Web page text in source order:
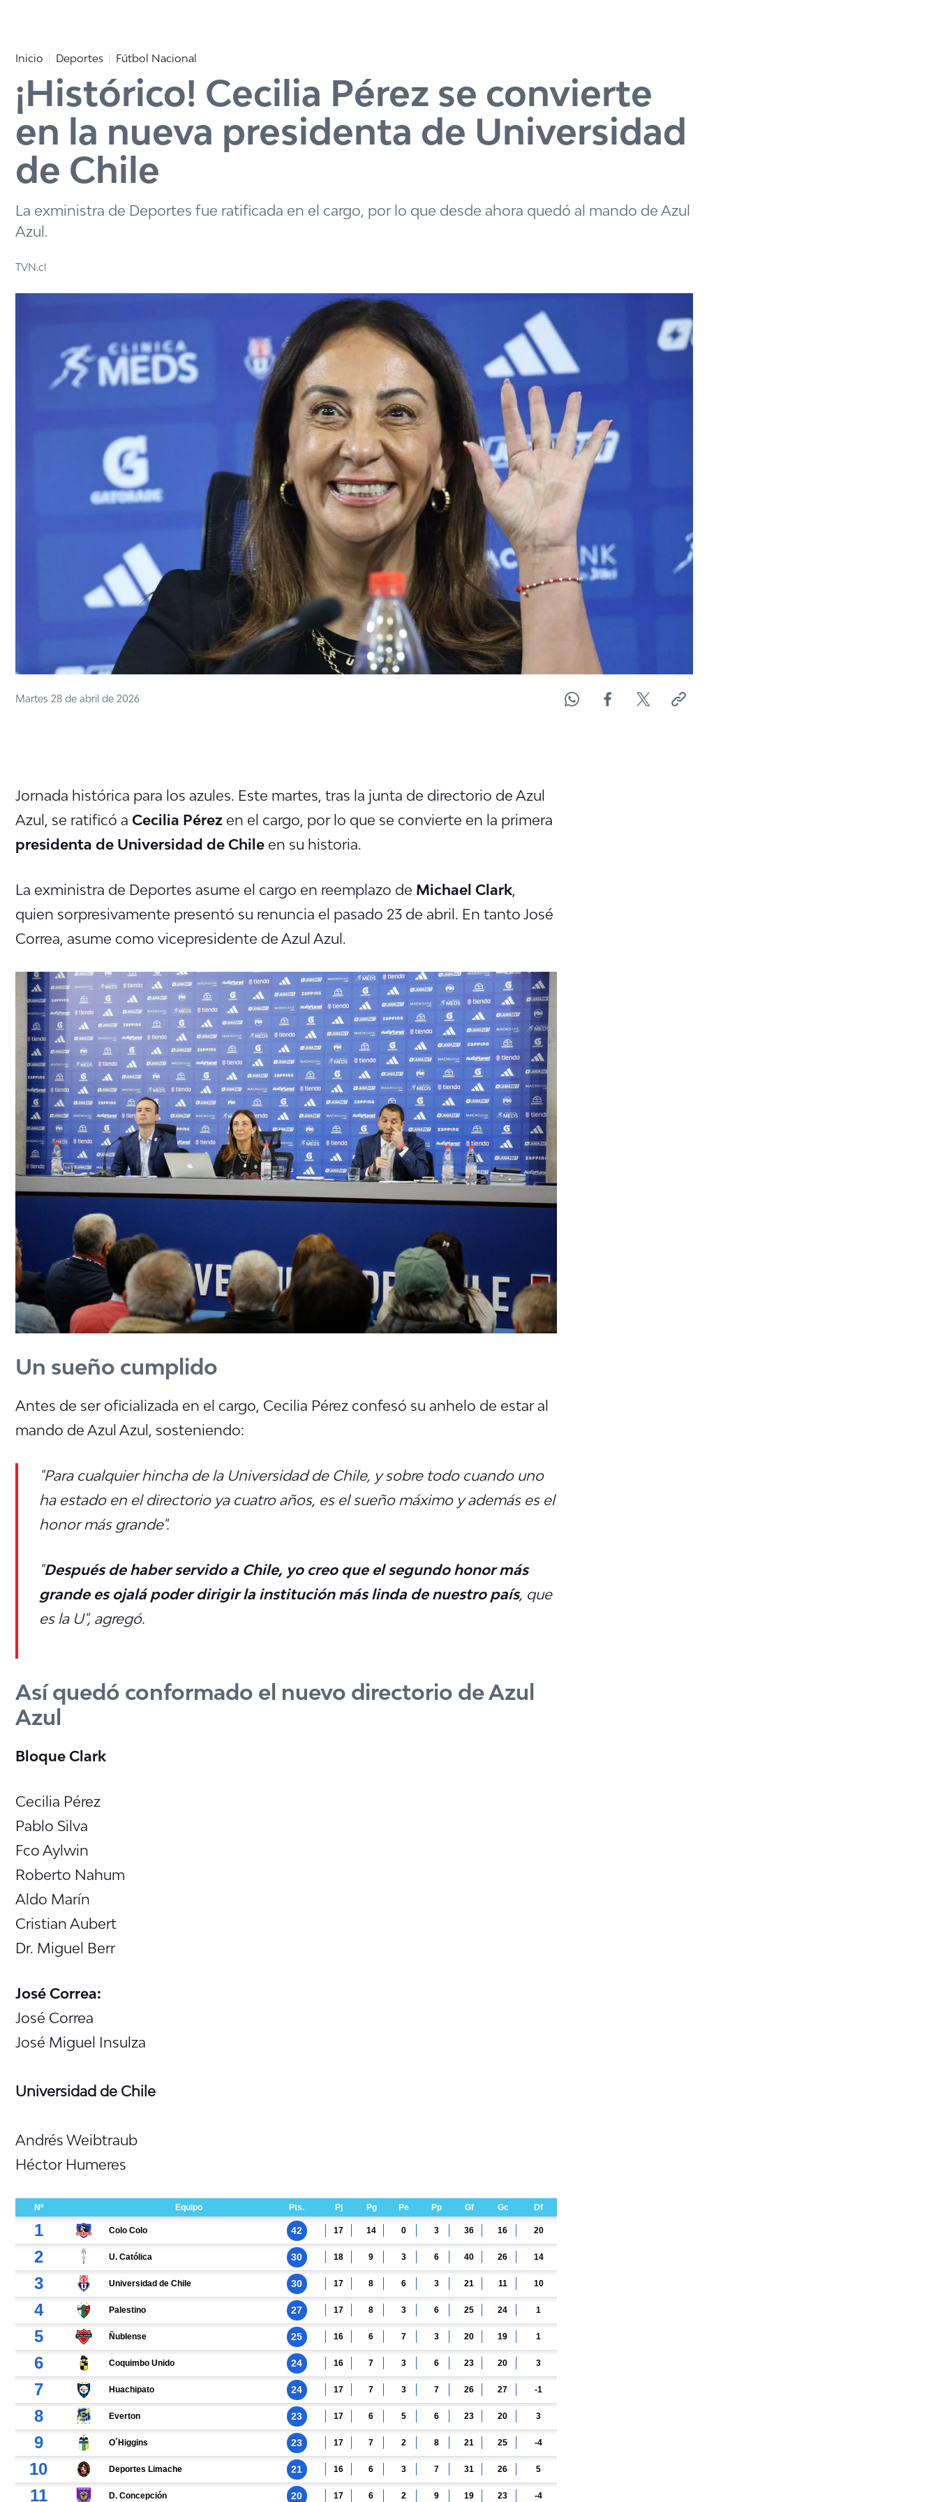
Inicio Deportes Fútbol Nacional
¡Histórico! Cecilia Pérez se convierte
en la nueva presidenta de Universidad
de Chile
La exministra de Deportes fue ratificada en el cargo, por lo que desde ahora quedó al mando de Azul
Azul.
TVN.cl
Martes 28 de abril de 2026
Jornada histórica para los azules. Este martes, tras la junta de directorio de Azul
Azul, se ratificó a Cecilia Pérez en el cargo, por lo que se convierte en la primera
presidenta de Universidad de Chile en su historia.
La exministra de Deportes asume el cargo en reemplazo de Michael Clark,
quien sorpresivamente presentó su renuncia el pasado 23 de abril. En tanto José
Correa, asume como vicepresidente de Azul Azul.
Un sueño cumplido
Antes de ser oficializada en el cargo, Cecilia Pérez confesó su anhelo de estar al
mando de Azul Azul, sosteniendo:
"Para cualquier hincha de la Universidad de Chile, y sobre todo cuando uno
ha estado en el directorio ya cuatro años, es el sueño máximo y además es el
honor más grande".
"Después de haber servido a Chile, yo creo que el segundo honor más
grande es ojalá poder dirigir la institución más linda de nuestro país, que
es la U", agregó.
Así quedó conformado el nuevo directorio de Azul
Azul
Bloque Clark
Cecilia Pérez
Pablo Silva
Fco Aylwin
Roberto Nahum
Aldo Marín
Cristian Aubert
Dr. Miguel Berr
José Correa:
José Correa
José Miguel Insulza
Universidad de Chile
Andrés Weibtraub
Héctor Humeres